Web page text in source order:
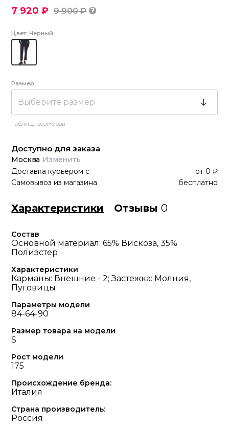
7 920 ₽ 9 900 ₽
Цвет: Черный
Размер:
Выберите размер
Таблица размеров
Доступно для заказа
Москва Изменить
Доставка курьером с от 0 ₽
Самовывоз из магазина
бесплатно
Характеристики Отзывы0
Состав
Основной материал: 65% Вискоза, 35%
Полиэстер
Характеристики
Карманы: Внешние - 2; Застежка: Молния,
Пуговицы
Параметры модели
84-64-90
Размер товара на модели
S
Рост модели
175
Происхождение бренда:
Италия
Страна производитель:
Россия